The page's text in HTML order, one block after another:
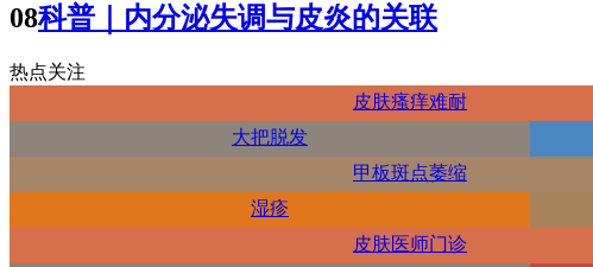
08科普｜内分泌失调与皮炎的关联
热点关注
皮肤瘙痒难耐
大把脱发
甲板斑点萎缩
湿疹
皮肤医师门诊